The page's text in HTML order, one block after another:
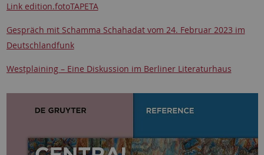
Link edition.fotoTAPETA
Gespräch mit Schamma Schahadat vom 24. Februar 2023 im
Deutschlandfunk
Westplaining – Eine Diskussion im Berliner Literaturhaus